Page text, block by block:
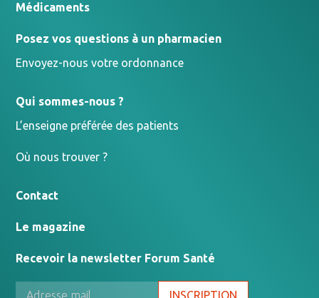
Médicaments
Posez vos questions à un pharmacien
Envoyez-nous votre ordonnance
Qui sommes-nous ?
L’enseigne préférée des patients
Où nous trouver ?
Contact
Le magazine
Recevoir la newsletter Forum Santé
INSCRIPTION